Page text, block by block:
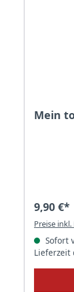
Mein
9,90 €*
Preise
Sofort
Lieferzeit